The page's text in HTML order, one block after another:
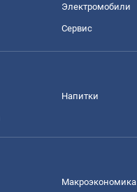
Электромобили
Сервис
Напитки
Mакроэкономика